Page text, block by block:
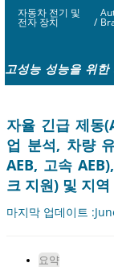
자동차 전기 및
전자 장치 /
고성능 성능을 위한
자율 긴급 제동
업 분석, 차량
AEB, 고속
크 지원) 및 지
마지막 업데이트
요약